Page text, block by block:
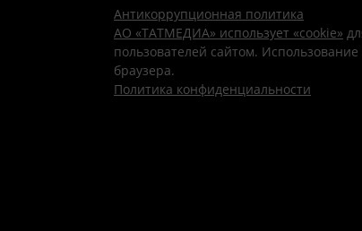
Антикоррупционная политика
АО «ТАТМЕДИА» использует «cookie»
пользователей сайтом.
браузера.
Политика конфиденциальности